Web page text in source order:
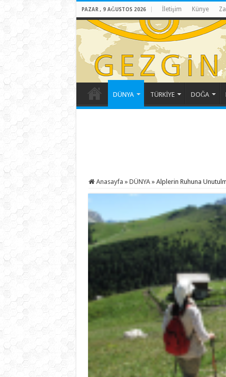
PAZAR , 9 AĞUSTOS 2026 İletişim Künye
DÜNYA TÜRKİYE DOĞA
Anasayfa » DÜNYA » Alplerin Ruhuna